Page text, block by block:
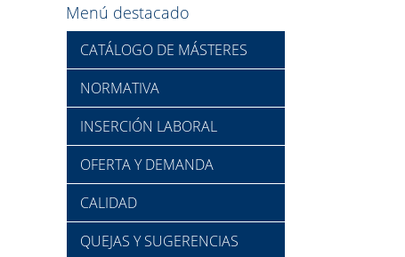
Menú destacado
CATÁLOGO DE MÁSTERES
NORMATIVA
INSERCIÓN LABORAL
OFERTA Y DEMANDA
CALIDAD
QUEJAS Y SUGERENCIAS